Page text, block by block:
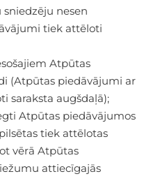
nesen
tiek attēloti
Atpūtas
(Atpūtas piedāvājumi ar
saraksta augšdaļā);
Atpūtas piedāvājumos
tiek attēlotas
vērā Atpūtas
attiecīgajās